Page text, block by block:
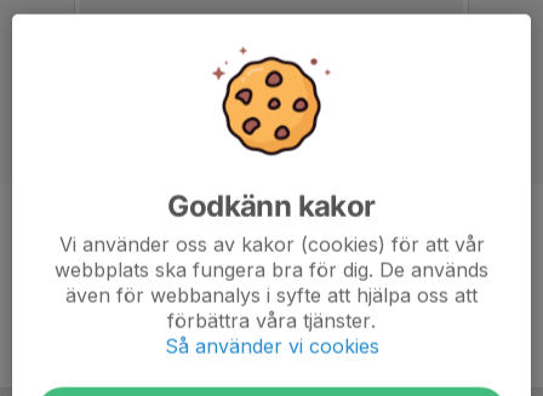
Position
Ålder
19 år
Godkänn kakor
Vi använder oss av kakor (cookies) för att vår
webbplats ska fungera bra för dig. De används
även för webbanalys i syfte att hjälpa oss att
förbättra våra tjänster.
Så använder vi cookies